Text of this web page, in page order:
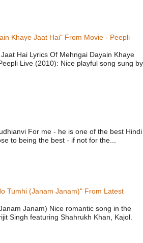
Khaye Jaat Hai" From Movie - Peepli
Hai Lyrics Of Mehngai Dayain Khaye
Live (2010): Nice playful song sung by
For me - he is one of the best Hindi
to being the best - if not for the...
Tumhi (Janam Janam)" From Latest
Janam) Nice romantic song in the
Singh featuring Shahrukh Khan, Kajol.